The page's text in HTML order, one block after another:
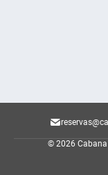
© 2026 Cabana